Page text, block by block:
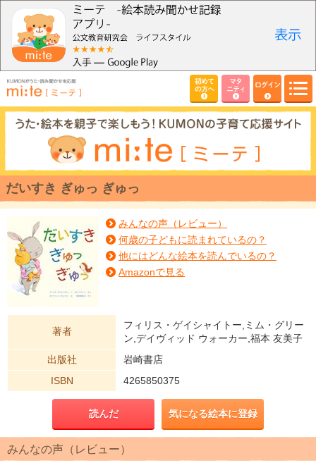
初めて
の方へ
マタ
ニティ
ログイン
だいすき ぎゅっ ぎゅっ
みんなの声（レビュー）
何歳の子どもに読まれているの？
他にはどんな絵本を読んでいるの？
Amazonで見る
著者
フィリス・ゲイシャイトー,ミム・グリー
ン,デイヴィッド ウォーカー,福本 友美子
出版社
岩崎書店
ISBN
4265850375
読んだ 気になる絵本に登録
みんなの声（レビュー）